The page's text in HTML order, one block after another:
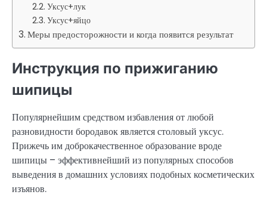
Уксус+лук
Уксус+яйцо
Меры предосторожности и когда появится результат
Инструкция по прижиганию
шипицы
Популярнейшим средством избавления от любой
разновидности бородавок является столовый уксус.
Прижечь им доброкачественное образование вроде
шипицы – эффективнейший из популярных способов
выведения в домашних условиях подобных косметических
изъянов.